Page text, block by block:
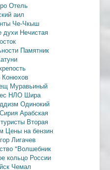
Отель
аил
Че-Чкыш
духи Нечистая
Памятник
Муравьиный
НЛО Шира
Одинокий
Сирия Арабская
Вторая
Цены на бензин
Лигачев
"Волшебник
кольцо России
Чемал